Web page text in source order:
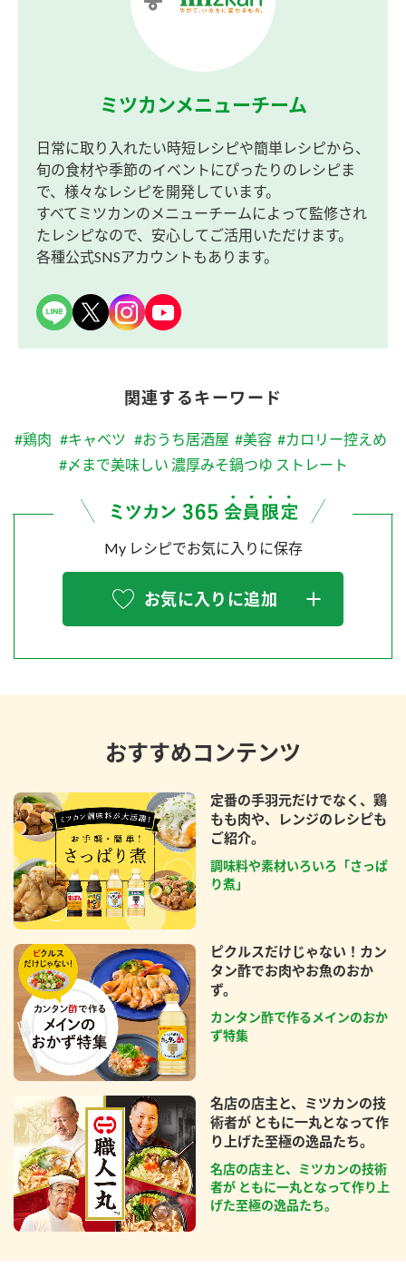
ミツカンメニューチーム
日常に取り入れたい時短レシピや簡単レシピから、
旬の食材や季節のイベントにぴったりのレシピま
で、様々なレシピを開発しています。
すべてミツカンのメニューチームによって監修され
たレシピなので、安心してご活用いただけます。
各種公式SNSアカウントもあります。
関連するキーワード
#鶏肉 #キャベツ #おうち居酒屋 #美容 #カロリー控えめ
#〆まで美味しい 濃厚みそ鍋つゆ ストレート
My レシピでお気に入りに保存
お気に入りに追加
おすすめコンテンツ
定番の手羽元だけでなく、鶏
もも肉や、レンジのレシピも
ご紹介。
調味料や素材いろいろ「さっぱ
り煮」
ピクルスだけじゃない！カン
タン酢でお肉やお魚のおか
ず。
カンタン酢で作るメインのおか
ず特集
名店の店主と、ミツカンの技
術者が ともに一丸となって作
り上げた至極の逸品たち。
名店の店主と、ミツカンの技術
者が ともに一丸となって作り上
げた至極の逸品たち。